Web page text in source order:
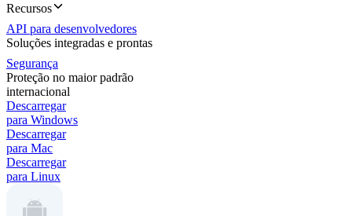
Recursos
API para desenvolvedores
Soluções integradas e prontas
Segurança
Proteção no maior padrão
internacional
Descarregar
para Windows
Descarregar
para Mac
Descarregar
para Linux